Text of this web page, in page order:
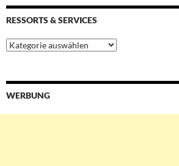
RESSORTS & SERVICES
Ressorts
&
WERBUNG